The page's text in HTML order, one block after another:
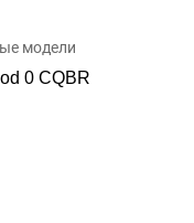
модели
0 CQBR